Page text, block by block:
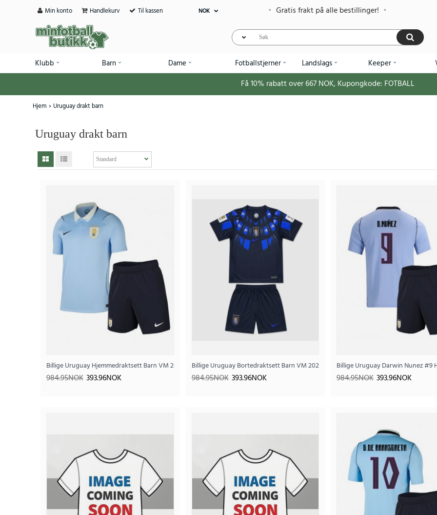
Min konto Handlekurv Til kassen NOK Gratis frakt på alle bestillinger!
Klubb Barn Dame Fotballstjerner Landslags Keeper
Få 10% rabatt over667 NOK, Kupongkode: FOTBALL
Hjem Uruguay drakt barn
Uruguay drakt barn
984.95NOK
..
Billige Uruguay Hjemmedraktsett Barn VM 2026 Kortermet (+ Korte bukser)
984.95NOK 393.96NOK
Billige Uruguay Bortedraktsett Barn VM 2026 Kortermet (+ Korte bukser)
984.95NOK 393.96NOK
Billige Uruguay Darwin Nunez #9
984.95NOK 393.96NOK